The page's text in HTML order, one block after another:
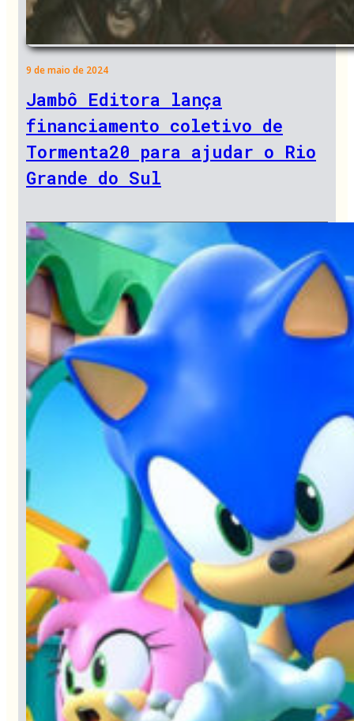
9 de maio de 2024
Jambô Editora lança
financiamento coletivo de
Tormenta20 para ajudar o Rio
Grande do Sul